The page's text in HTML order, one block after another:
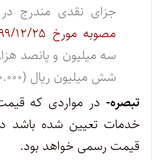
جزای نقدی مندرج
مصوبه مورخ ۱۳۹۹/۱۲/۲۵ هیات وزیران
شش میلیون ریال (۶.۰۰۰.۰۰۰)تعدیل شد.
تبصره- در مواردی که
خدمات تعیین شده باشد
قیمت رسمی خواهد بود.